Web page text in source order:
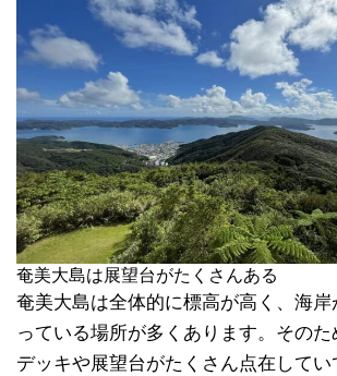
奄美大島は展望台がたくさんある
奄美大島は全体的に標高が高く、海
っている場所が多くあります。その
デッキや展望台がたくさん点在して